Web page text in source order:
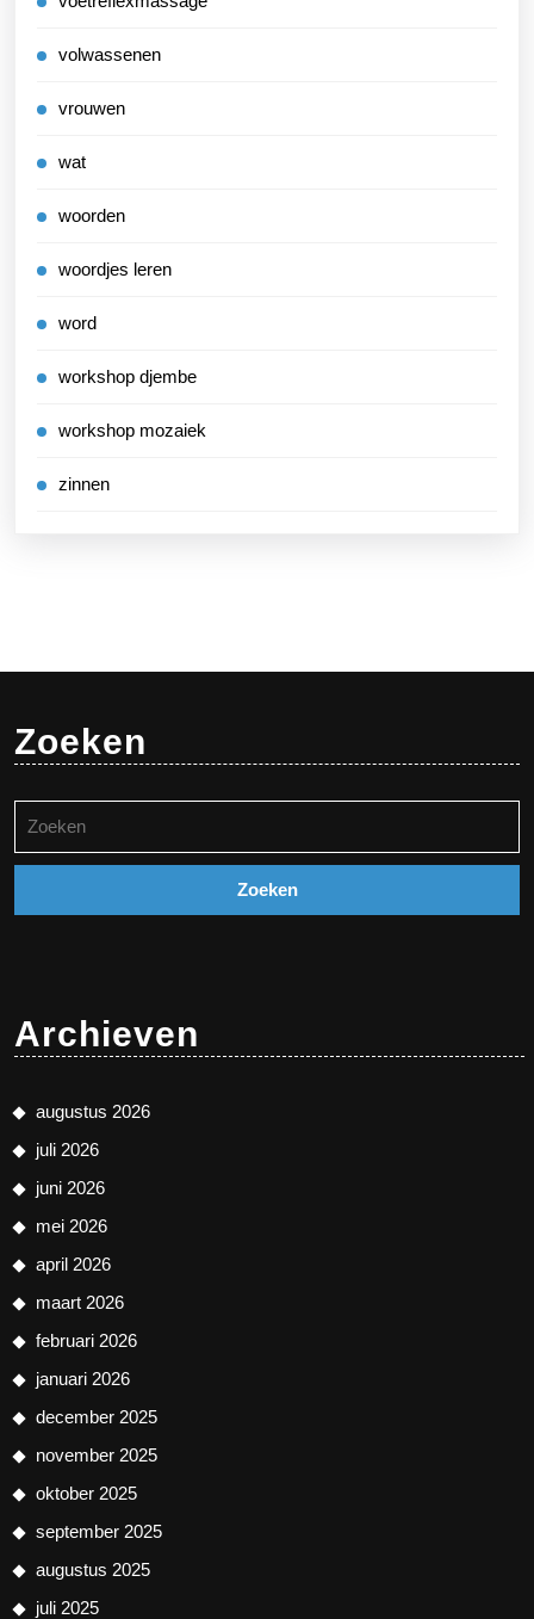
volwassenen
vrouwen
wat
woorden
woordjes leren
word
workshop djembe
workshop mozaiek
zinnen
Zoeken
naar:
Archieven
augustus 2026
juli 2026
juni 2026
mei 2026
april 2026
maart 2026
februari 2026
januari 2026
december 2025
november 2025
oktober 2025
september 2025
augustus 2025
juli 2025